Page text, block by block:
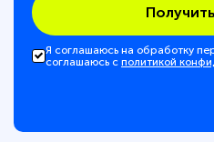
Я соглашаюсь на обработку
соглашаюсь с политикой